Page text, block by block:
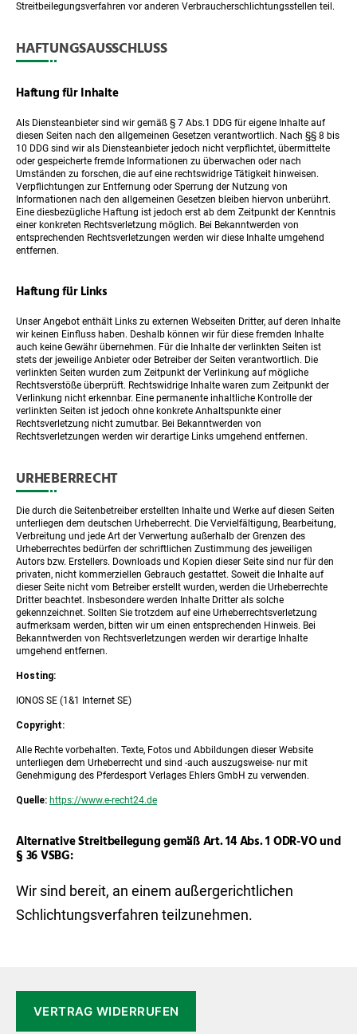
Streitbeilegungsverfahren vor anderen Verbraucherschlichtungsstellen teil.
HAFTUNGSAUSSCHLUSS
Haftung für Inhalte
Als Diensteanbieter sind wir gemäß § 7 Abs.1 DDG für eigene Inhalte auf
diesen Seiten nach den allgemeinen Gesetzen verantwortlich. Nach §§ 8 bis
10 DDG sind wir als Diensteanbieter jedoch nicht verpflichtet, übermittelte
oder gespeicherte fremde Informationen zu überwachen oder nach
Umständen zu forschen, die auf eine rechtswidrige Tätigkeit hinweisen.
Verpflichtungen zur Entfernung oder Sperrung der Nutzung von
Informationen nach den allgemeinen Gesetzen bleiben hiervon unberührt.
Eine diesbezügliche Haftung ist jedoch erst ab dem Zeitpunkt der Kenntnis
einer konkreten Rechtsverletzung möglich. Bei Bekanntwerden von
entsprechenden Rechtsverletzungen werden wir diese Inhalte umgehend
entfernen.
Haftung für Links
Unser Angebot enthält Links zu externen Webseiten Dritter, auf deren Inhalte
wir keinen Einfluss haben. Deshalb können wir für diese fremden Inhalte
auch keine Gewähr übernehmen. Für die Inhalte der verlinkten Seiten ist
stets der jeweilige Anbieter oder Betreiber der Seiten verantwortlich. Die
verlinkten Seiten wurden zum Zeitpunkt der Verlinkung auf mögliche
Rechtsverstöße überprüft. Rechtswidrige Inhalte waren zum Zeitpunkt der
Verlinkung nicht erkennbar. Eine permanente inhaltliche Kontrolle der
verlinkten Seiten ist jedoch ohne konkrete Anhaltspunkte einer
Rechtsverletzung nicht zumutbar. Bei Bekanntwerden von
Rechtsverletzungen werden wir derartige Links umgehend entfernen.
URHEBERRECHT
Die durch die Seitenbetreiber erstellten Inhalte und Werke auf diesen Seiten
unterliegen dem deutschen Urheberrecht. Die Vervielfältigung, Bearbeitung,
Verbreitung und jede Art der Verwertung außerhalb der Grenzen des
Urheberrechtes bedürfen der schriftlichen Zustimmung des jeweiligen
Autors bzw. Erstellers. Downloads und Kopien dieser Seite sind nur für den
privaten, nicht kommerziellen Gebrauch gestattet. Soweit die Inhalte auf
dieser Seite nicht vom Betreiber erstellt wurden, werden die Urheberrechte
Dritter beachtet. Insbesondere werden Inhalte Dritter als solche
gekennzeichnet. Sollten Sie trotzdem auf eine Urheberrechtsverletzung
aufmerksam werden, bitten wir um einen entsprechenden Hinweis. Bei
Bekanntwerden von Rechtsverletzungen werden wir derartige Inhalte
umgehend entfernen.
Hosting:
IONOS SE (1&1 Internet SE)
Copyright:
Alle Rechte vorbehalten. Texte, Fotos und Abbildungen dieser Website
unterliegen dem Urheberrecht und sind -auch auszugsweise- nur mit
Genehmigung des Pferdesport Verlages Ehlers GmbH zu verwenden.
Quelle: https://www.e-recht24.de
Alternative Streitbeilegung gemäß Art. 14 Abs. 1 ODR-VO und
§ 36 VSBG:
Wir sind bereit, an einem außergerichtlichen
Schlichtungsverfahren teilzunehmen.
VERTRAG WIDERRUFEN